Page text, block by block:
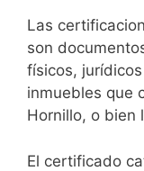
Las
son
físicos,
inmuebles que
Hornillo, o bien
El certificado